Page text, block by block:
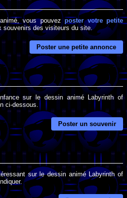
vous pouvezposter votre petite
des visiteurs du site.
Poster une petite annonce
sur le dessin animé Labyrinth of
ci-dessous.
Poster un souvenir
sur le dessin animé Labyrinth of